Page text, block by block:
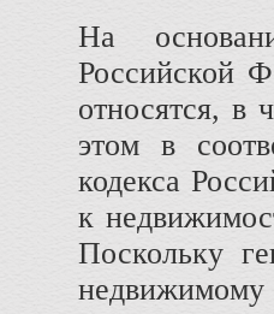
На
Российской
относятся, в
этом в
кодекса
к
Поскольку